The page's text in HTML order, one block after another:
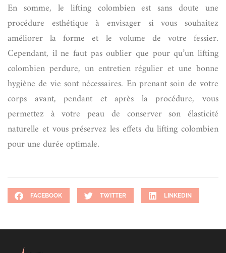
En somme, le lifting colombien est sans doute une
procédure esthétique à envisager si vous souhaitez
améliorer la forme et le volume de votre fessier.
Cependant, il ne faut pas oublier que pour qu’un lifting
colombien perdure, un entretien régulier et une bonne
hygiène de vie sont nécessaires. En prenant soin de votre
corps avant, pendant et après la procédure, vous
permettez à votre peau de conserver son élasticité
naturelle et vous préservez les effets du lifting colombien
pour une durée optimale.
FACEBOOK TWITTER LINKEDIN